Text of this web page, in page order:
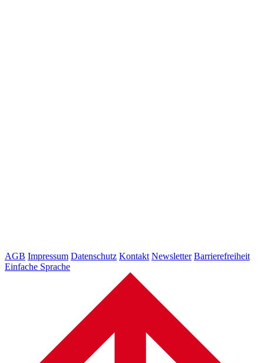
AGB Impressum Datenschutz Kontakt Newsletter Barrierefreiheit
Einfache Sprache